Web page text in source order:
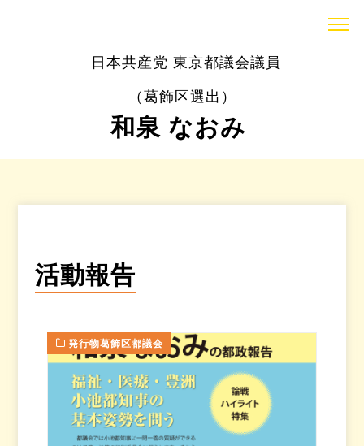
日本共産党 東京都議会議員
（葛飾区選出）
和泉 なおみ
活動報告
発行物葛飾区都議会